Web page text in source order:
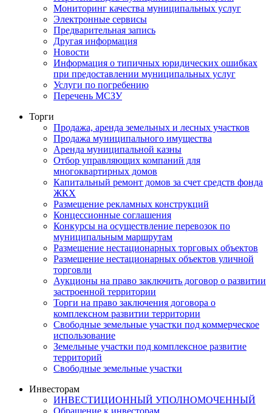
Мониторинг качества муниципальных услуг
Электронные сервисы
Предварительная запись
Другая информация
Новости
Информация о типичных юридических ошибках
при предоставлении муниципальных услуг
Услуги по погребению
Перечень МСЗУ
Торги
Продажа, аренда земельных и лесных участков
Продажа муниципального имущества
Аренда муниципальной казны
Отбор управляющих компаний для
многоквартирных домов
Капитальный ремонт домов за счет средств фонда
ЖКХ
Размещение рекламных конструкций
Концессионные соглашения
Конкурсы на осуществление перевозок по
муниципальным маршрутам
Размещение нестационарных торговых объектов
Размещение нестационарных объектов уличной
торговли
Аукционы на право заключить договор о развитии
застроенной территории
Торги на право заключения договора о
комплексном развитии территории
Свободные земельные участки под коммерческое
использование
Земельные участки под комплексное развитие
территорий
Свободные земельные участки
Инвесторам
ИНВЕСТИЦИОННЫЙ УПОЛНОМОЧЕННЫЙ
Обращение к инвесторам